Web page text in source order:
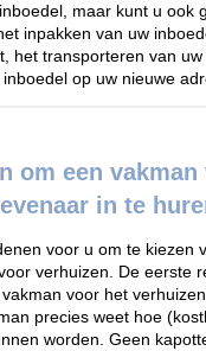
maar kunt u ook
inpakken van uw
het transporteren van
op uw nieuwe
om een vakman
in te
voor u om te kiezen
verhuizen. De eerste
voor het
precies weet hoe
worden. Geen